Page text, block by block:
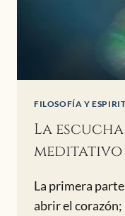
FILOSOFÍA Y
La
meditativo
La primera
abrir el